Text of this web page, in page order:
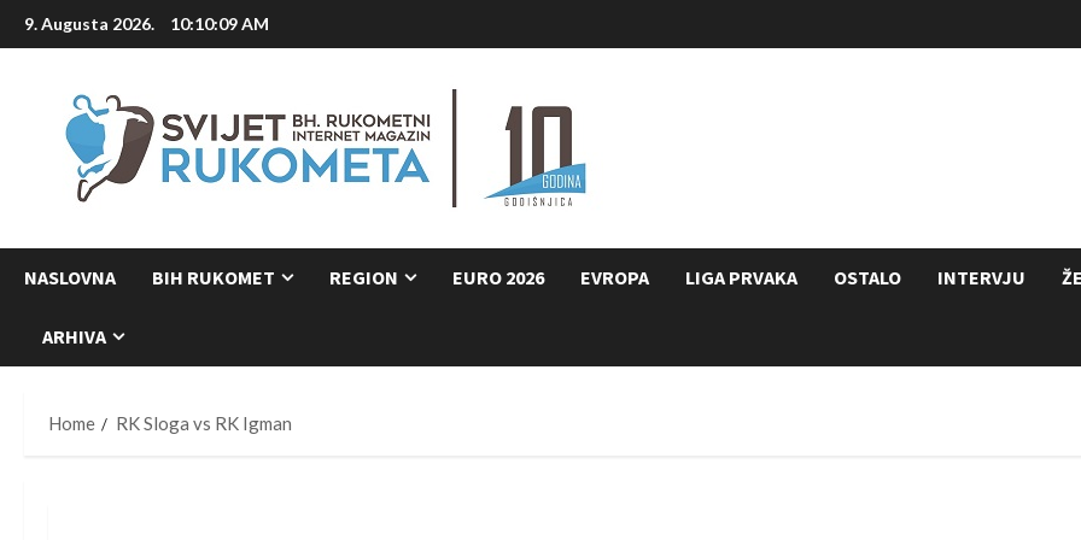
Skip
to
9. Augusta 2026. 10:10:10 AM
NASLOVNA BIH RUKOMET REGION EURO 2026 EVROPA LIGA PRVAKA OSTALO INTERVJU
ARHIVA
Home RK Sloga vs RK Igman